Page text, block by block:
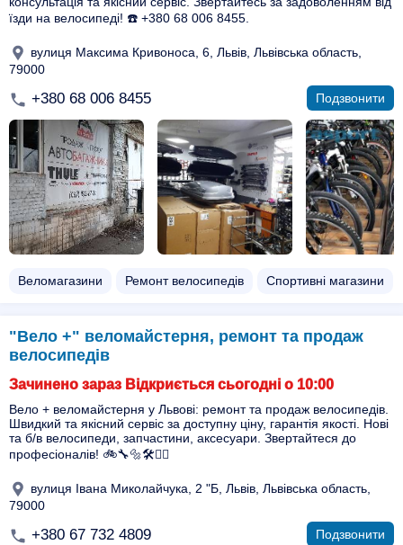
їзди на велосипеді! ☎️ +380 68 006 8455.
вулиця Максима Кривоноса, 6, Львів, Львівська область,
79000
+380 68 006 8455 Подзвонити
Веломагазини Ремонт велосипедів Спортивні магазини
"Вело +" веломайстерня, ремонт та продаж
велосипедів
Зачинено зараз Відкриється сьогодні о 10:00
Вело + веломайстерня у Львові: ремонт та продаж велосипедів.
Швидкий та якісний сервіс за доступну ціну, гарантія якості. Нові
та б/в велосипеди, запчастини, аксесуари. Звертайтеся до
професіоналів! 🚲🔧🔩🛠🚴‍♂️
вулиця Івана Миколайчука, 2 "Б, Львів, Львівська область,
79000
+380 67 732 4809 Подзвонити